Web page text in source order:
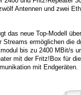
Antennen und zwei
das neue Top-Modell
ermöglichen die
bis zu 2400 MBit/s
mit der Fritz!Box für
mit Endgeräten.